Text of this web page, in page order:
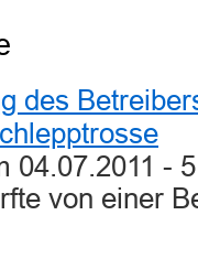
des
04.07.2011 -
von einer